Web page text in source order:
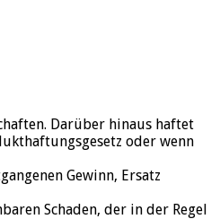
Darüber hinaus haftet
oder wenn
Gewinn, Ersatz
Schaden, der in der Regel